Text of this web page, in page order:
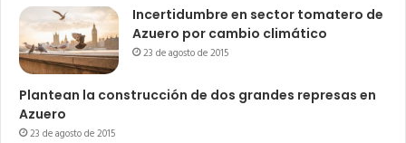
Incertidumbre en sector tomatero de
Azuero por cambio climático
23 de agosto de 2015
Plantean la construcción de dos grandes represas en
Azuero
23 de agosto de 2015